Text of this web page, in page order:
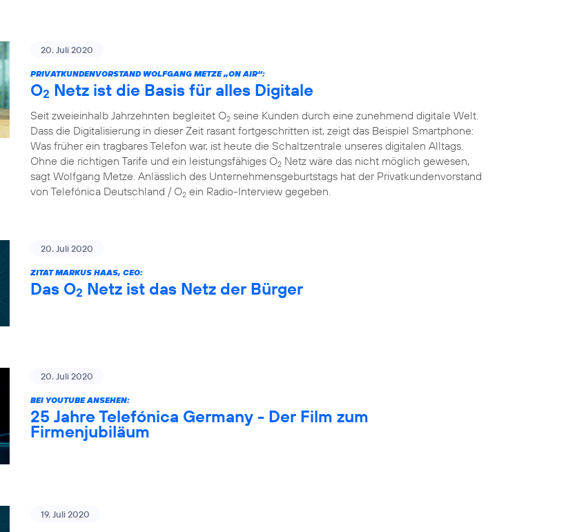
20. Juli 2020
PRIVATKUNDENVORSTAND WOLFGANG METZE „ON AIR“:
O2 Netz ist die Basis für alles Digitale
Seit zweieinhalb Jahrzehnten begleitet O2 seine Kunden durch eine zunehmend digitale Welt.
Dass die Digitalisierung in dieser Zeit rasant fortgeschritten ist, zeigt das Beispiel Smartphone:
Was früher ein tragbares Telefon war, ist heute die Schaltzentrale unseres digitalen Alltags.
Ohne die richtigen Tarife und ein leistungsfähiges O2 Netz wäre das nicht möglich gewesen,
sagt Wolfgang Metze. Anlässlich des Unternehmensgeburtstags hat der Privatkundenvorstand
von Telefónica Deutschland / O2 ein Radio-Interview gegeben.
20. Juli 2020
ZITAT MARKUS HAAS, CEO:
Das O2 Netz ist das Netz der Bürger
20. Juli 2020
BEI YOUTUBE ANSEHEN:
25 Jahre Telefónica Germany - Der Film zum
Firmenjubiläum
19. Juli 2020